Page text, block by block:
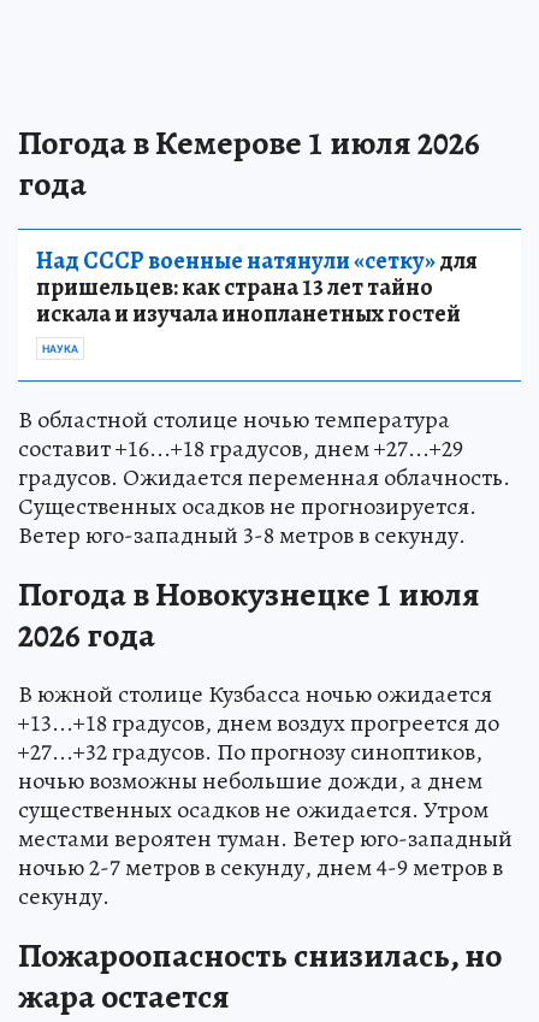
Погода в Кемерове 1 июля 2026
года
Над СССР военные натянули «сетку»для
пришельцев: как страна 13 лет тайно
искала и изучала инопланетных гостей
НАУКА
В областной столице ночью температура
составит +16...+18 градусов, днем +27...+29
градусов. Ожидается переменная облачность.
Существенных осадков не прогнозируется.
Ветер юго-западный 3-8 метров в секунду.
Погода в Новокузнецке 1 июля
2026 года
В южной столице Кузбасса ночью ожидается
+13...+18 градусов, днем воздух прогреется до
+27...+32 градусов. По прогнозу синоптиков,
ночью возможны небольшие дожди, а днем
существенных осадков не ожидается. Утром
местами вероятен туман. Ветер юго-западный
ночью 2-7 метров в секунду, днем 4-9 метров в
секунду.
Пожароопасность снизилась, но
жара остается